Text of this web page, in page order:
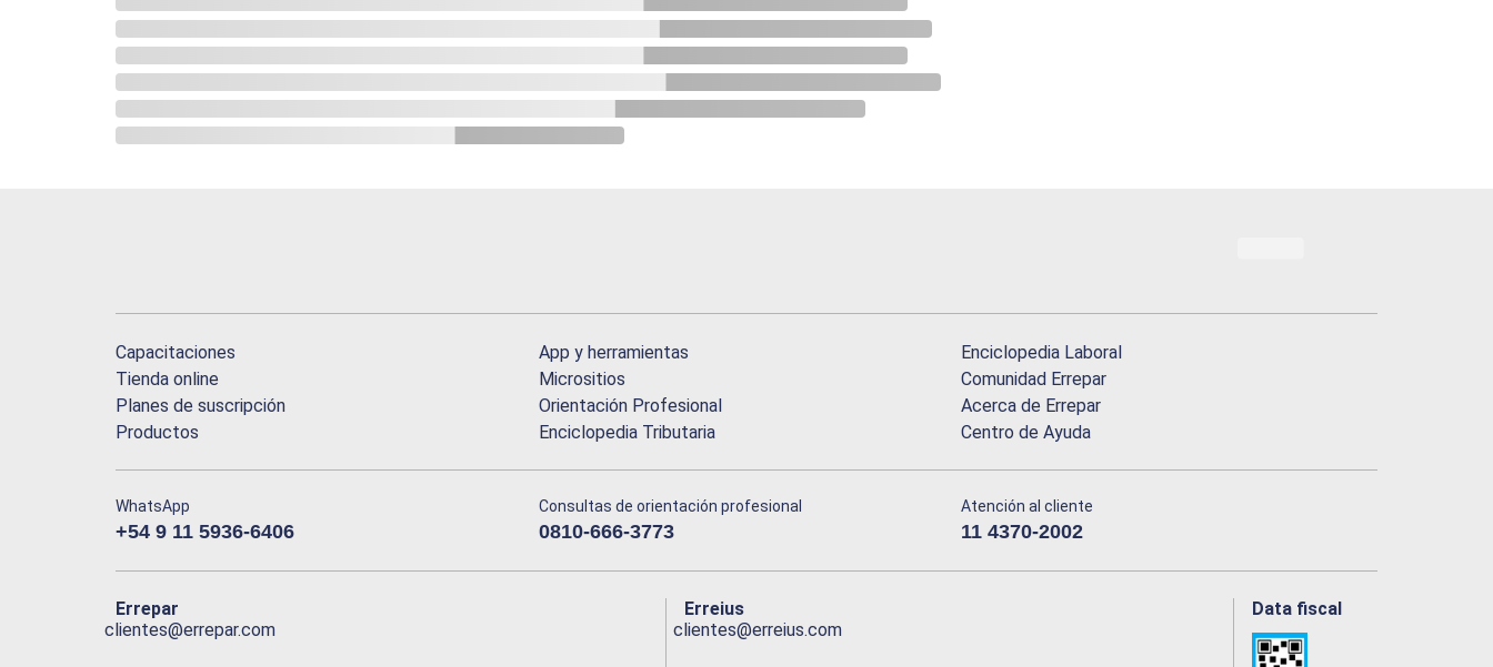
Capacitaciones
Tienda online
Planes de suscripción
Productos
App y herramientas
Micrositios
Orientación Profesional
Enciclopedia Tributaria
Enciclopedia Laboral
Comunidad Errepar
Acerca de Errepar
Centro de Ayuda
WhatsApp
+54 9 11 5936-6406
Consultas de orientación profesional
0810-666-3773
Atención al cliente
11 4370-2002
Errepar
clientes@errepar.com
Erreius
clientes@erreius.com
Data fiscal